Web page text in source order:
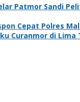
Patmor Sandi
Cepat Polres
Curanmor di Lima